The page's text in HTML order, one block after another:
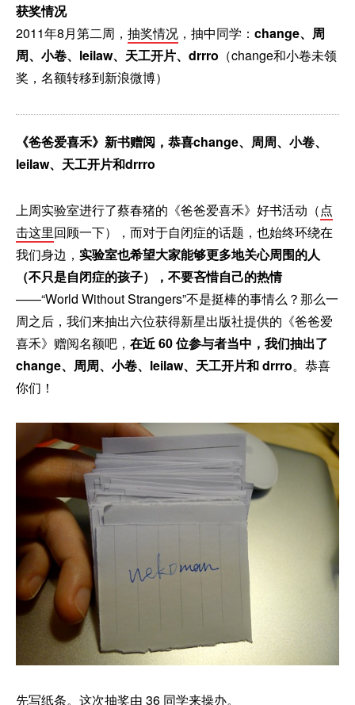
获奖情况
2011年8月第二周， 抽奖情况 ，抽中同学： change、周
周、小卷、leilaw、天工开片、drrro （change和小卷未领
奖，名额转移到新浪微博）
《爸爸爱喜禾》新书赠阅，恭喜change、周周、小卷、
leilaw、天工开片和drrro
上周实验室进行了蔡春猪的《爸爸爱喜禾》好书活动（点
击这里回顾一下），而对于自闭症的话题，也始终环绕在
我们身边， 实验室也希望大家能够更多地关心周围的人
（不只是自闭症的孩子），不要吝惜自己的热情
——“World Without Strangers”不是挺棒的事情么？那么一
周之后，我们来抽出六位获得新星出版社提供的《爸爸爱
喜禾》赠阅名额吧， 在近 60 位参与者当中，我们抽出了
change、周周、小卷、leilaw、天工开片和 drrro。恭喜
你们！
先写纸条。这次抽奖由 36 同学来操办。